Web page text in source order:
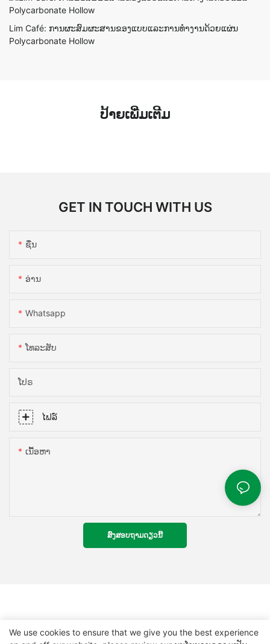
Lim Café: ການຜະສົມຜະສານຂອງແບບແລະການທໍາງານດ້ວຍແຜ່ນ
Polycarbonate Hollow
ປ້າຍເພີ່ມເຕີມ
GET IN TOUCH WITH US
ຊື່ນ
ອ່ານ
Whatsapp
ໂທລະສັບ
ໂປຣ
ໄຟລ໌
ເນື້ອຫາ
ສົ່ງສອບຖາມດຽວນີ້
We use cookies to ensure that we give you the best experience